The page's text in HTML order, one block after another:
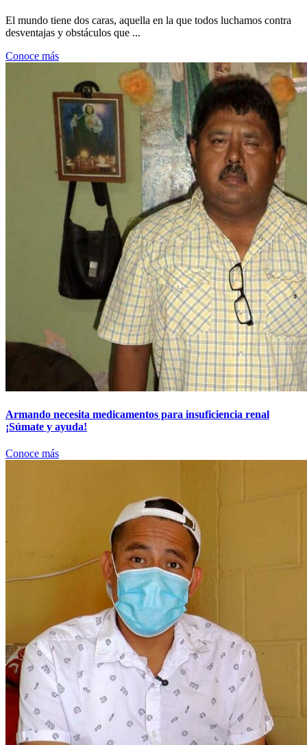
El mundo tiene dos caras, aquella en la que todos luchamos contra
desventajas y obstáculos que ...
Conoce más
Armando necesita medicamentos para insuficiencia renal
¡Súmate y ayuda!
Conoce más